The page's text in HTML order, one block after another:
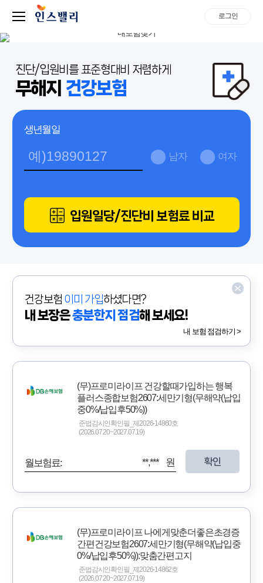
로그인
진단/입원비를 표준형대비 저렴하게
무해지 건강보험
생년월일
남자 여자
입원일당/진단비 보험료 비교
건강보험 이미 가입하셨다면?
내 보장은충분한지 점검해 보세요!
내 보험 점검하기 >
(무)프로미라이프 건강할때가입하는 행복
플러스종합보험2607:세만기형(무해약(납입
중0%/납입후50%))
준법감시인확인필_제2026-14860호
(2026.07.20~2027.07.19)
월보험료: **,*** 원 확인
(무)프로미라이프 나에게맞춘더좋은초경증
간편건강보험2607:세만기형(무해약(납입중
0%/납입후50%)):맞춤간편고지
준법감시인확인필_제2026-14862호
(2026.07.20~2027.07.19)